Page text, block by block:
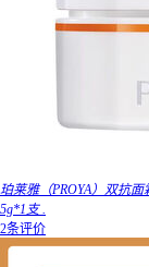
珀莱雅（PROYA）双抗
5g*1支 .
2条评价